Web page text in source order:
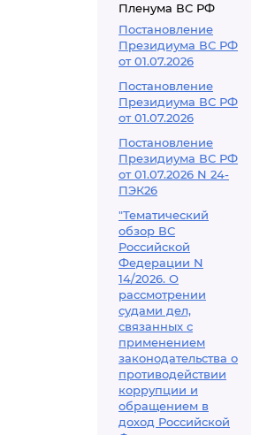
Пленума ВС РФ
Постановление
Президиума ВС РФ
от 01.07.2026
Постановление
Президиума ВС РФ
от 01.07.2026
Постановление
Президиума ВС РФ
от 01.07.2026 N 24-
ПЭК26
"Тематический
обзор ВС
Российской
Федерации N
14/2026. О
рассмотрении
судами дел,
связанных с
применением
законодательства о
противодействии
коррупции и
обращением в
доход Российской